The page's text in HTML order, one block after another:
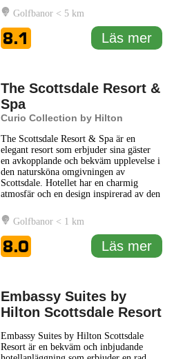
lugn atmosfär med lätta tillgångar till
stadens många sevärdheter och
aktiviteter. På DoubleTree by Hilton
Paradise Valley Resort Scottsdale kan...
Läs mer
Golfbanor < 5 km
8.1 Läs mer
The Scottsdale Resort &
Spa
Curio Collection by Hilton
The Scottsdale Resort & Spa är en
elegant resort som erbjuder sina gäster
en avkopplande och bekväm upplevelse i
den natursköna omgivningen av
Scottsdale. Hotellet har en charmig
atmosfär och en design inspirerad av den
inbjudande miljö för både affärs- och
fritidsresenärer. Kunderna kan njuta av
ett brett utbud av faciliteter, inklusive ett
fullutrustat spa som
... Läs mer
Golfbanor < 1 km
8.0 Läs mer
Embassy Suites by
Hilton Scottsdale Resort
Embassy Suites by Hilton Scottsdale
Resort är en bekväm och inbjudande